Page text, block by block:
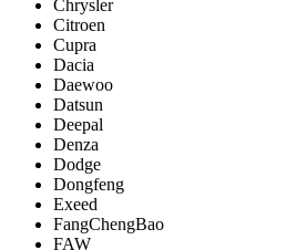
Chrysler
Citroen
Cupra
Dacia
Daewoo
Datsun
Deepal
Denza
Dodge
Dongfeng
Exeed
FangChengBao
FAW